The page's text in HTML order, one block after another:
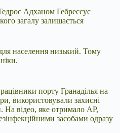
Адханом Гебреєсус
загалу залишається
населення низький. Тому
порту Гранаділья на
використовували захисні
На відео, яке отримало AP,
засобами одразу